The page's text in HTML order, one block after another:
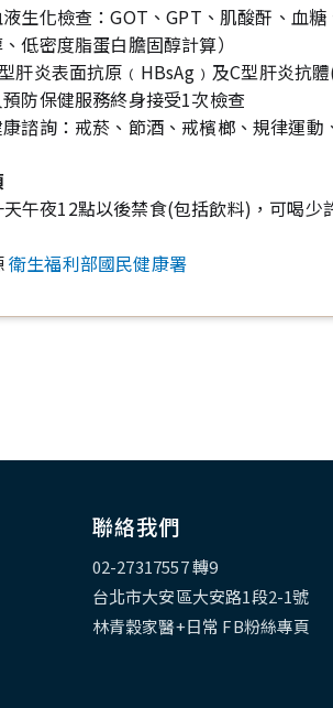
生化檢查：GOT、GPT、肌酸酐、血
低密度脂蛋白膽固醇計算）
肝炎表面抗原﹙HBsAg﹚及C型肝炎抗
預防保健服務終身接受1次檢查
諮詢：戒菸、節酒、戒檳榔、規律運
午夜12點以後禁食(包括飲料)，可喝少
衛生福利部國民健康署
聯絡我們
02-27317557 轉9
台北市大安區大安路1段2-1號
林青穀家醫+日常 FB粉絲專頁